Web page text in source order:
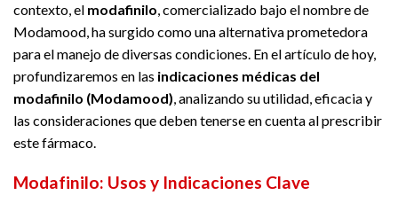
contexto, el modafinilo, comercializado bajo el nombre de
Modamood, ha surgido como una alternativa prometedora
para el manejo de diversas condiciones. En el artículo de hoy,
profundizaremos en las indicaciones médicas del
modafinilo (Modamood), analizando su utilidad, eficacia y
las consideraciones que deben tenerse en cuenta al prescribir
este fármaco.
Modafinilo: Usos y Indicaciones Clave